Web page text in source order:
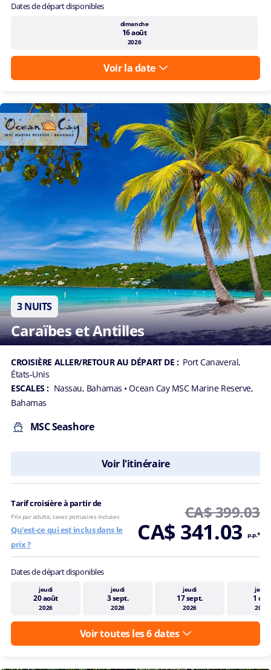
Dates de départ disponibles
dimanche
16 août
2026
Voir la date
3 NUITS
Caraïbes et Antilles
CROISIÈRE ALLER/RETOUR AU DÉPART DE : Port Canaveral,
États-Unis
ESCALES : Nassau, Bahamas • Ocean Cay MSC Marine Reserve,
Bahamas
MSC Seashore
Voir l'itinéraire
Tarif croisière à partir de CA$ 399.03
CA$ 341.03 p.p.*
Prix par adulte, taxes portuaires incluses
Qu'est-ce qui est inclus dans le
prix ?
Dates de départ disponibles
jeudi
20 août
2026
jeudi
3 sept.
2026
jeudi
17 sept.
2026
jeudi
1 oct.
2026
Voir toutes les 6 dates